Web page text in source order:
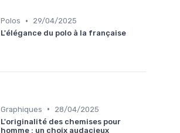
Polos •
29/04/2025
L'élégance du polo à la française
Graphiques •
28/04/2025
L'originalité des chemises pour
homme : un choix audacieux